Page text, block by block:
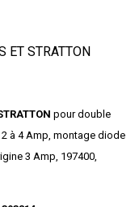
ET STRATTON
pour double
à 4 Amp, montage diode
3 Amp, 197400,